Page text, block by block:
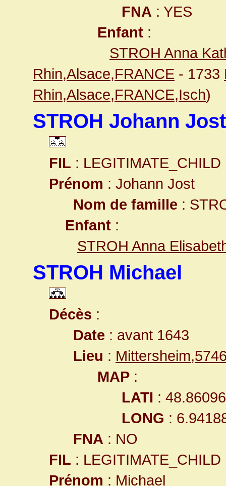
FNA : YES
Enfant :
STROH Anna
Rhin,Alsace,FRANCE - 1733
Rhin,Alsace,FRANCE,Isch)
STROH Johann Jost
FIL : LEGITIMATE_CHILD
Prénom : Johann Jost
Nom de famille :
Enfant :
STROH Anna
STROH Michael
Décès :
Date : avant 1643
Lieu :
MAP :
LATI :
LONG :
FNA : NO
FIL : LEGITIMATE_CHILD
Prénom : Michael